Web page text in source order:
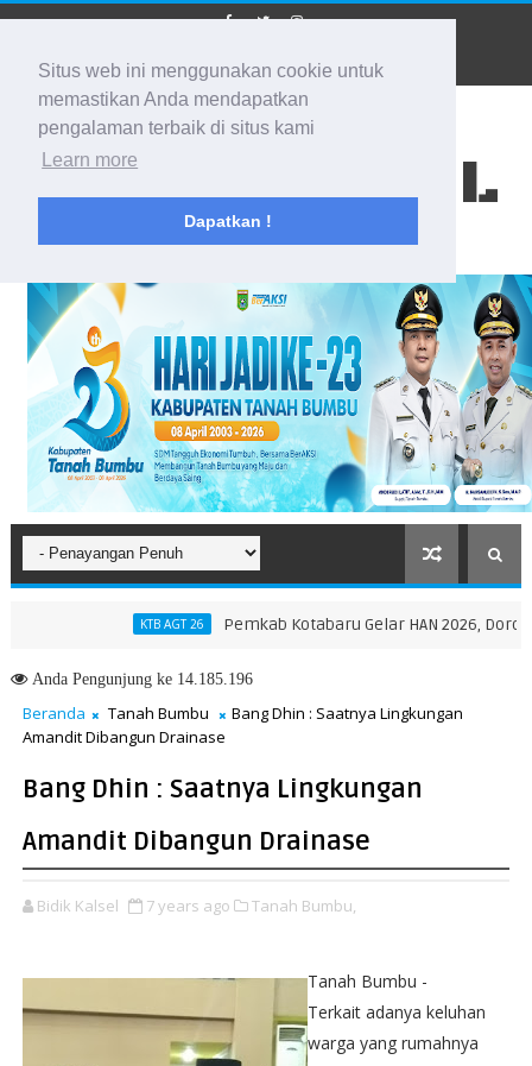
Situs web ini menggunakan cookie untuk
memastikan Anda mendapatkan
pengalaman terbaik di situs kami
Learn more
Dapatkan !
BIDIK KALSEL
Membidik Ke Segala Arah
KTB AGT 26 Pemkab Kotabaru Gelar HAN 2026, Dorong
NTT, Menteri Nusron: Gunakan Sudut Pandang Masyarakat
AndaPengunjung ke 14.185.196
Beranda Tanah Bumbu
Bang Dhin : Saatnya Lingkungan
Amandit Dibangun Drainase
Bang Dhin : Saatnya Lingkungan
Amandit Dibangun Drainase
Bidik Kalsel 7 years ago Tanah Bumbu,
Tanah Bumbu -
Terkait adanya keluhan
warga yang rumahnya